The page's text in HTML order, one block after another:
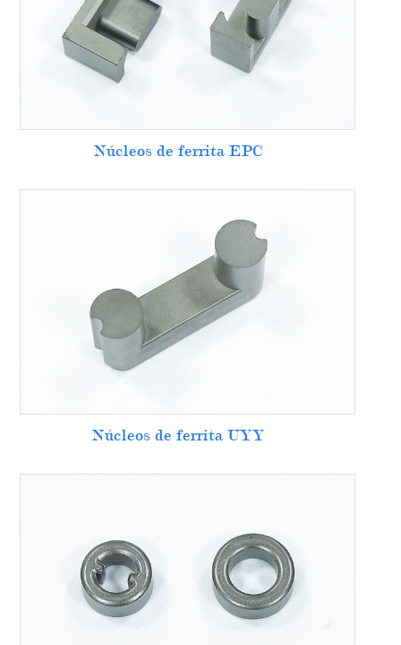
Núcleos de ferrita EPC
Núcleos de ferrita UYY